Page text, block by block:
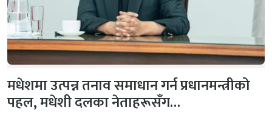
मधेशमा उत्पन्न तनाव समाधान गर्न प्रधानमन्त्रीको
पहल, मधेशी दलका नेताहरूसँग…